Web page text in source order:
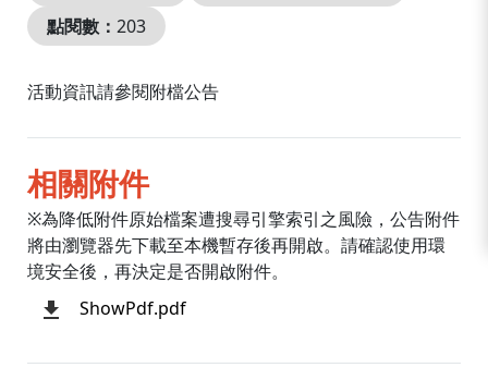
點閱數： 203
活動資訊請參閱附檔公告
相關附件
※為降低附件原始檔案遭搜尋引擎索引之風險，公告附件
將由瀏覽器先下載至本機暫存後再開啟。請確認使用環
境安全後，再決定是否開啟附件。
ShowPdf.pdf